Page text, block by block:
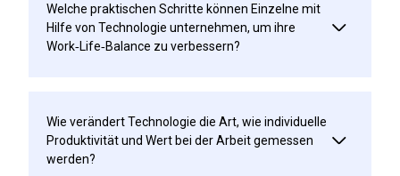
Welche praktischen Schritte können Einzelne mit
Hilfe von Technologie unternehmen, um ihre
Work‑Life‑Balance zu verbessern?
Wie verändert Technologie die Art, wie individuelle
Produktivität und Wert bei der Arbeit gemessen
werden?